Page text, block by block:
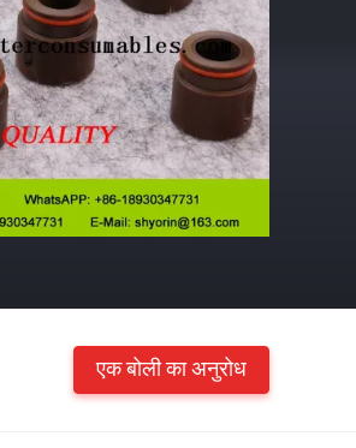
एक बोली का अनुरोध